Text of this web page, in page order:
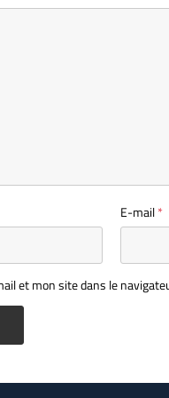
E-mail*
et mon site dans le